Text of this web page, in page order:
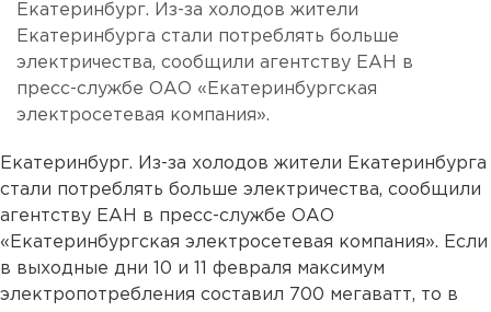
Екатеринбург. Из-за холодов жители
Екатеринбурга стали потреблять больше
электричества, сообщили агентству ЕАН в
пресс-службе ОАО «Екатеринбургская
электросетевая компания».
Екатеринбург. Из-за холодов жители Екатеринбурга
стали потреблять больше электричества, сообщили
агентству ЕАН в пресс-службе ОАО
«Екатеринбургская электросетевая компания». Если
в выходные дни 10 и 11 февраля максимум
электропотребления составил 700 мегаватт, то в